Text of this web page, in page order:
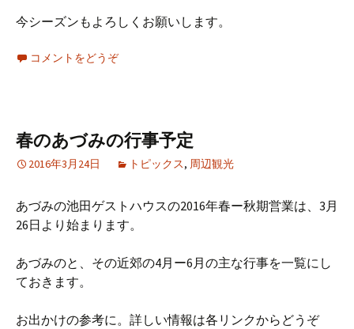
今シーズンもよろしくお願いします。
コメントをどうぞ
春のあづみの行事予定
2016年3月24日 トピックス, 周辺観光
あづみの池田ゲストハウスの2016年春ー秋期営業は、3月
26日より始まります。
あづみのと、その近郊の4月ー6月の主な行事を一覧にし
ておきます。
お出かけの参考に。詳しい情報は各リンクからどうぞ